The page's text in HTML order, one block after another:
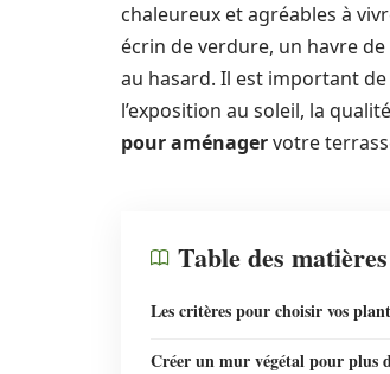
chaleureux et agréables à
écrin de verdure, un havre
au hasard. Il est important
l’exposition au soleil, la
pour aménagervotre
Table des matières
Les critères pour choisir vos
Créer un mur végétal pour plus